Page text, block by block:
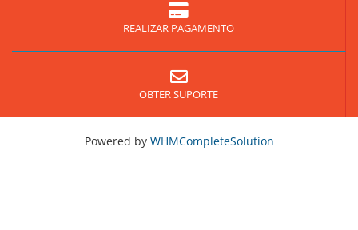
REALIZAR PAGAMENTO
OBTER SUPORTE
Powered by WHMCompleteSolution